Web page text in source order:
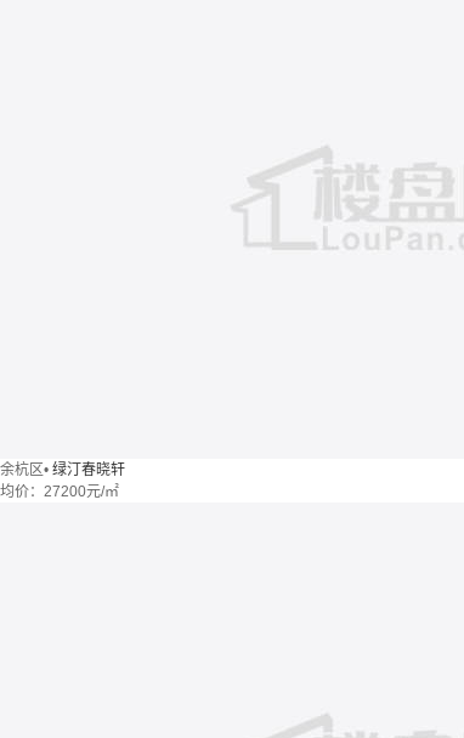
余杭区• 绿汀春晓轩
均价： 27200元/㎡